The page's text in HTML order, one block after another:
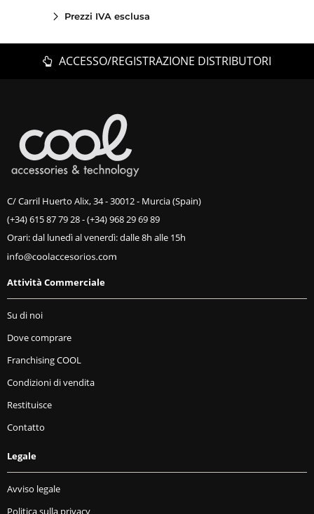
Prezzi IVA esclusa
ACCESSO/REGISTRAZIONE DISTRIBUTORI
C/ Carril Huerto Alix, 34 - 30012 - Murcia (Spain)
(+34) 615 87 79 28-(+34) 968 29 69 89
Orari: dal lunedì al venerdì: dalle 8h alle 15h
Attività Commerciale
Su di noi
Dove comprare
Franchising COOL
Condizioni di vendita
Restituisce
Contatto
Legale
Avviso legale